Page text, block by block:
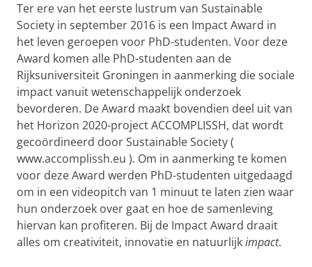
Ter ere van het eerste lustrum van Sustainable
Society in september 2016 is een Impact Award in
het leven geroepen voor PhD-studenten. Voor deze
Award komen alle PhD-studenten aan de
Rijksuniversiteit Groningen in aanmerking die sociale
impact vanuit wetenschappelijk onderzoek
bevorderen. De Award maakt bovendien deel uit van
het Horizon 2020-project ACCOMPLISSH, dat wordt
gecoördineerd door Sustainable Society (
www.accomplissh.eu ). Om in aanmerking te komen
voor deze Award werden PhD-studenten uitgedaagd
om in een videopitch van 1 minuut te laten zien waar
hun onderzoek over gaat en hoe de samenleving
hiervan kan profiteren. Bij de Impact Award draait
alles om creativiteit, innovatie en natuurlijkimpact.